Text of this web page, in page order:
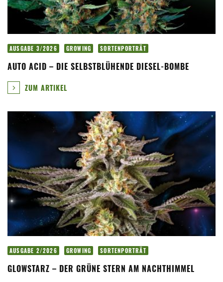
AUSGABE 3/2026 GROWING SORTENPORTRÄT
AUTO ACID – DIE SELBSTBLÜHENDE DIESEL-BOMBE
ZUM ARTIKEL
AUSGABE 2/2026 GROWING SORTENPORTRÄT
GLOWSTARZ – DER GRÜNE STERN AM NACHTHIMMEL